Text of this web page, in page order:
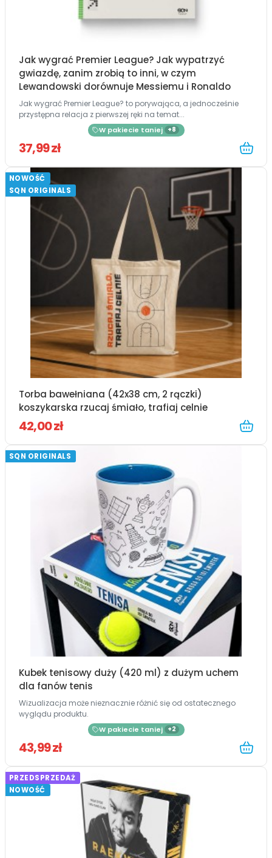
Jak wygrać Premier League? Jak wypatrzyć
gwiazdę, zanim zrobią to inni, w czym
Lewandowski dorównuje Messiemu i Ronaldo
Jak wygrać Premier League? to porywająca, a jednocześnie
przystępna relacja z pierwszej ręki na temat...
W pakiecie taniej +8
37,99 zł
NOWOŚĆ
SQN ORIGINALS
Torba bawełniana (42x38 cm, 2 rączki)
koszykarska rzucaj śmiało, trafiaj celnie
42,00 zł
SQN ORIGINALS
Kubek tenisowy duży (420 ml) z dużym uchem
dla fanów tenis
Wizualizacja może nieznacznie różnić się od ostatecznego
wyglądu produktu.
W pakiecie taniej +2
43,99 zł
PRZEDSPRZEDAŻ
NOWOŚĆ